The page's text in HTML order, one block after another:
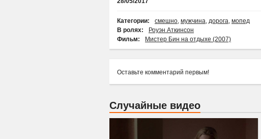
Категории: смешно, мужчина, дорога, мопед
В ролях:
Роуэн Аткинсон
Фильм:
Мистер Бин на отдыхе (2007)
Оставьте комментарий первым!
Случайные видео